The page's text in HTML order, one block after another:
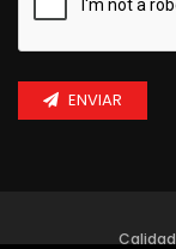
ENVIAR
Calidad